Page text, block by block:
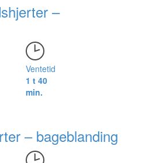
–
Ventetid
1 t 40
min.
– bageblanding